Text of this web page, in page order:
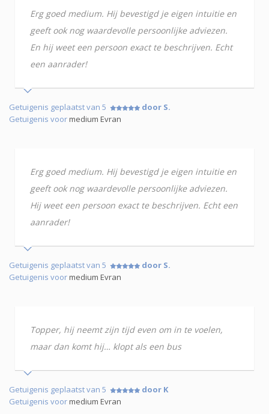
Erg goed medium. Hij bevestigd je eigen intuitie en
geeft ook nog waardevolle persoonlijke adviezen.
En hij weet een persoon exact te beschrijven. Echt
een aanrader!
Getuigenis geplaatst van 5
door S.
Getuigenis voormedium Evran
Erg goed medium. Hij bevestigd je eigen intuitie en
geeft ook nog waardevolle persoonlijke adviezen.
Hij weet een persoon exact te beschrijven. Echt een
aanrader!
Getuigenis geplaatst van 5
door S.
Getuigenis voormedium Evran
Topper, hij neemt zijn tijd even om in te voelen,
maar dan komt hij… klopt als een bus
Getuigenis geplaatst van 5
door K
Getuigenis voormedium Evran